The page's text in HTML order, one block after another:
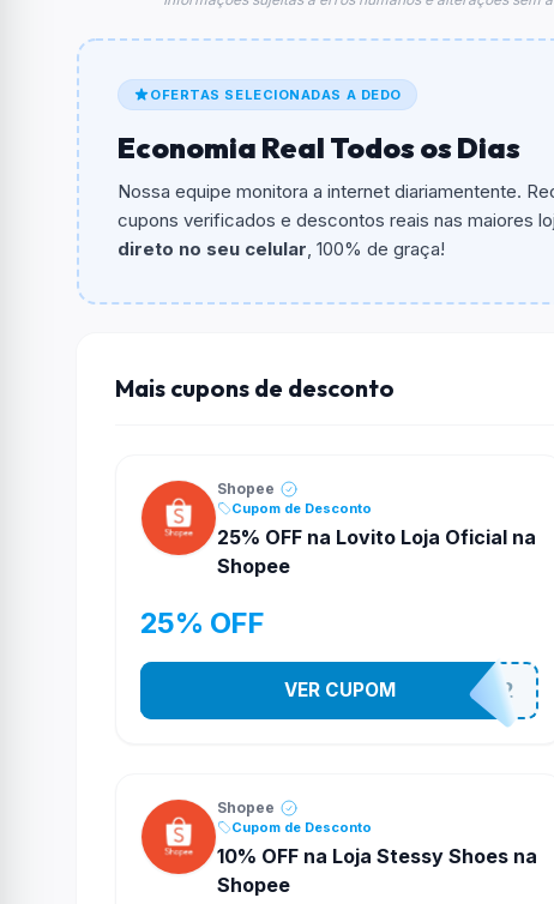
O cupom dáR$ 20,00em compras.
Qual é o valor minimo de compra?
O valor minimo de compra é Não exigido ou
Qual é o desconto máximo?
Não informado ou sem limite.
Funciona em qualquer produto?
podem não aceitar cupons.
OFERTAS SELECIONADAS A DEDO
Economia Real Todos os Dias
Nossa equipe monitora a internet diariamentente.
cupons verificados e descontos reais nas maiores
direto no seu celular, 100% de graça!
Mais cupons de desconto
Shopee
Cupom de Desconto
25% OFF na Lovito Loja Oficial na
Shopee
25% OFF
141525852
VER CUPOM
Shopee
Cupom de Desconto
10% OFF na Loja Stessy Shoes na
Shopee